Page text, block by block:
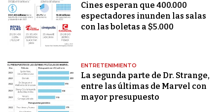
Cines esperan que 400.000
espectadores inunden las salas
con las boletas a $5.000
ENTRETENIMIENTO
La segunda parte de Dr. Strange,
entre las últimas de Marvel con
mayor presupuesto